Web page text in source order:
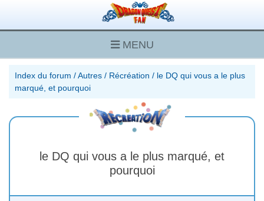
MENU
Index du forum /Autres / Récréation / le DQ qui vous a le plus
marqué, et pourquoi
le DQ qui vous a le plus marqué, et
pourquoi